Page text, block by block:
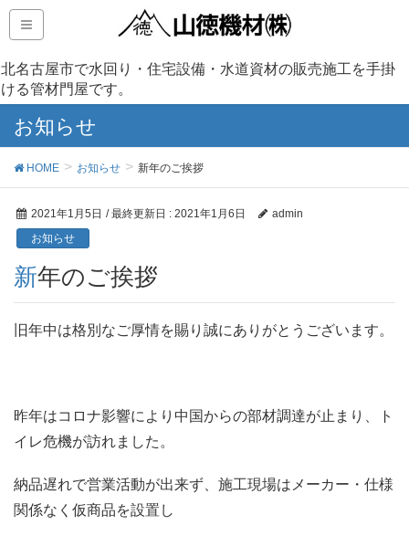
北名古屋市で水回り・住宅設備・水道資材の販売施工を手掛
ける管材門屋です。
お知らせ
HOME お知らせ 新年のご挨拶
2021年1月5日 / 最終更新日 : 2021年1月6日
admin
お知らせ
新年のご挨拶
旧年中は格別なご厚情を賜り誠にありがとうございます。
昨年はコロナ影響により中国からの部材調達が止まり、ト
イレ危機が訪れました。
納品遅れで営業活動が出来ず、施工現場はメーカー・仕様
関係なく仮商品を設置し